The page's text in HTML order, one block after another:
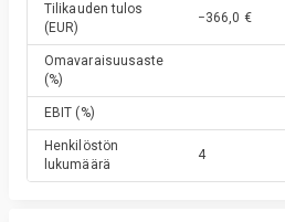
Tilikauden tulos
(EUR)
−366,0 €
Omavaraisuusaste
(%)
EBIT (%)
Henkilöstön
lukumäärä
4